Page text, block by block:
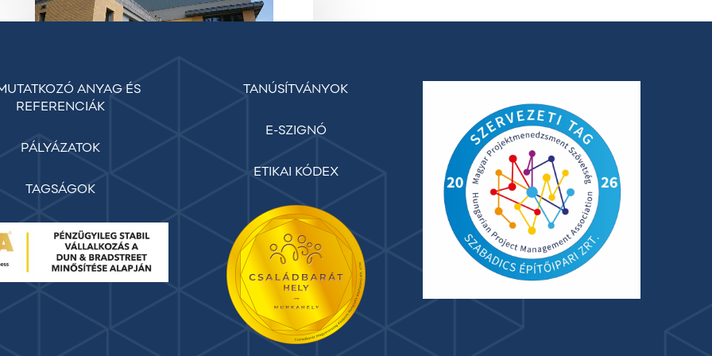
ZALAEGERSZEGEN
VÍVÓCSARNOK
ZALAEGERSZEGEN
Új sportközponttal gazdagodott
Zalaegerszeg A közel százéves
intézmény két új épülettel bővült.
Zalaegerszegen csütörtökön…
ANYAG ÉS
REFERENCIÁK
PÁLYÁZATOK
TAGSÁGOK
TANÚSÍTVÁNYOK
E-SZIGNÓ
ETIKAI KÓDEX